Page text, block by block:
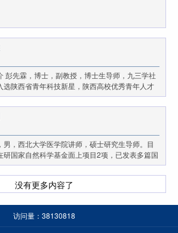
彭先霖，博士，副教授，博士生导师，九三学社
选陕西省青年科技新星，陕西高校优秀青年人才
划。兼任中国图像图形学学会数字文化遗产专委
陕西省图像图形学学会理事、陕西省生物医...
男，西北大学医学院讲师，硕士研究生导师。目
研国家自然科学基金面上项目2项，已发表多篇国
】 炎症性疾病的发病机制
和靶向治疗。 【教育工作经历】 2023年至今...
没有更多内容了
访问量： 38130818